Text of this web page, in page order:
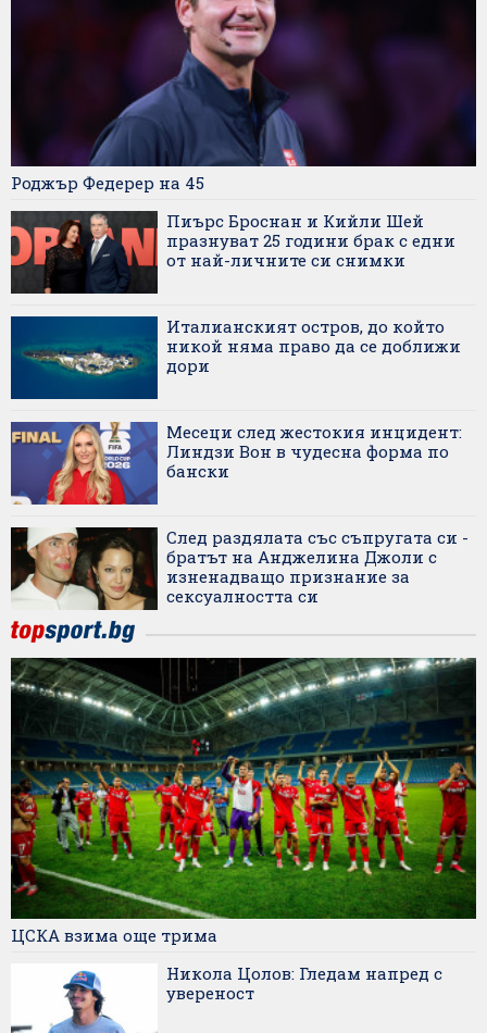
Роджър Федерер на 45
Пиърс Броснан и Кийли Шей
празнуват 25 години брак с едни
от най-личните си снимки
Италианският остров, до който
никой няма право да се доближи
дори
Месеци след жестокия инцидент:
Линдзи Вон в чудесна форма по
бански
След раздялата със съпругата си -
братът на Анджелина Джоли с
изненадващо признание за
сексуалността си
ЦСКА взима още трима
Никола Цолов: Гледам напред с
увереност